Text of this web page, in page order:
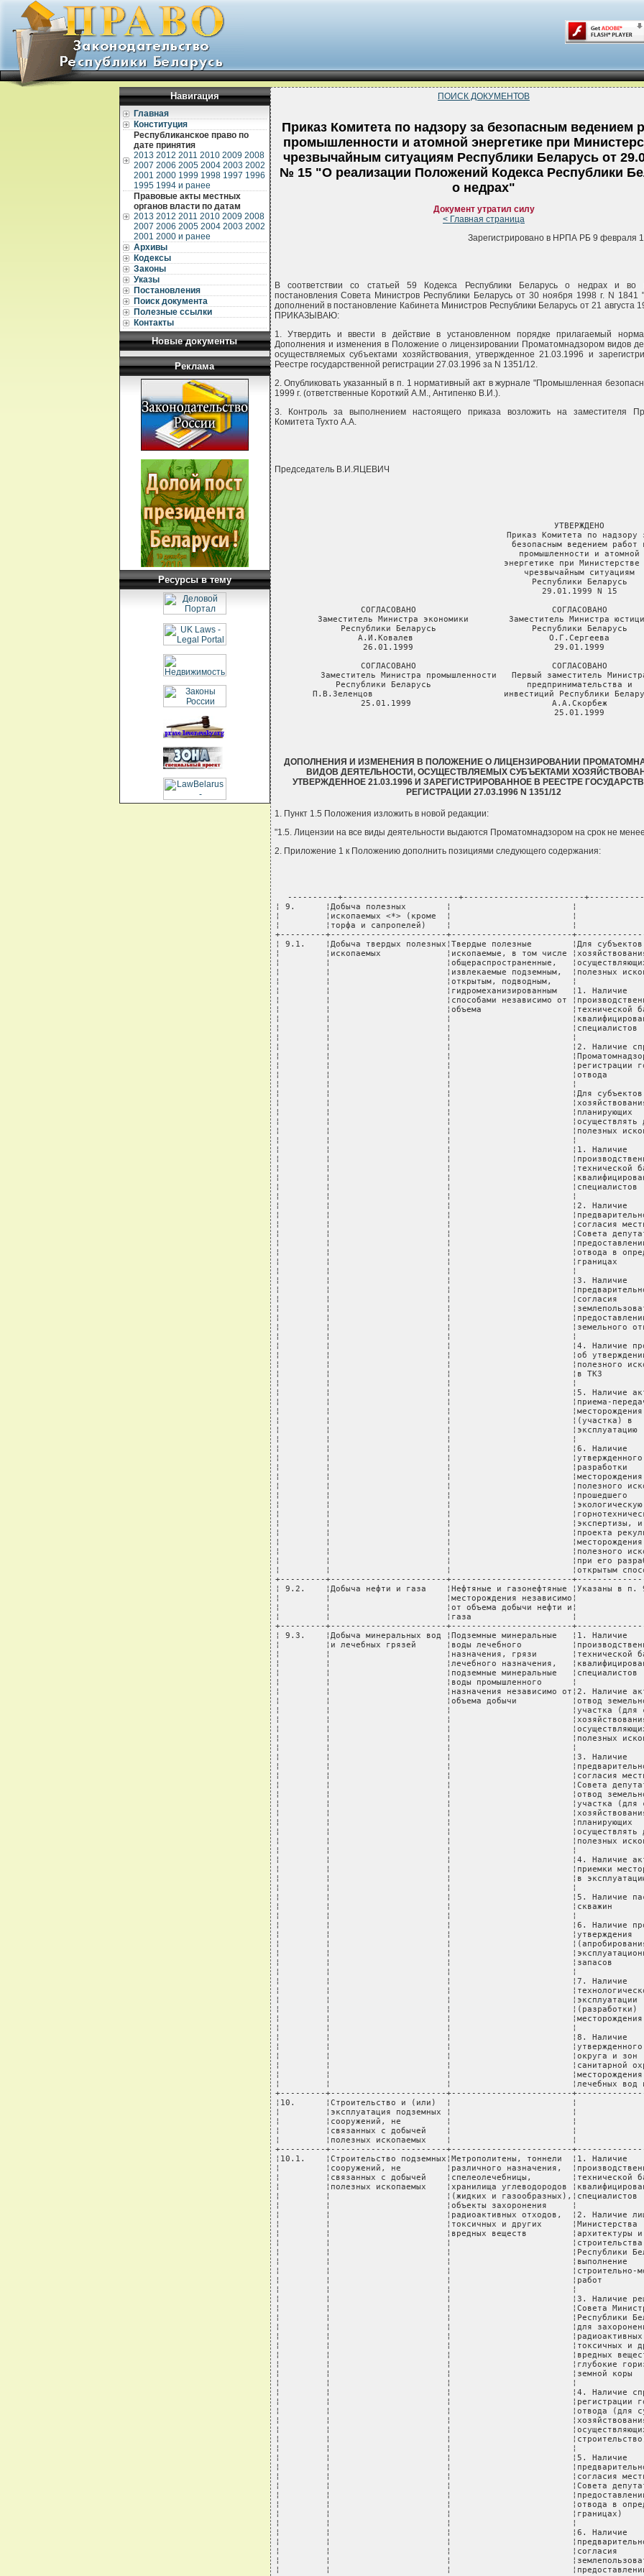
Навигация
Главная
Конституция
Республиканское право по
дате принятия
2013 2012 2011 2010 2009 2008
2007 2006 2005 2004 2003 2002
2001 2000 1999 1998 1997 1996
1995 1994 и ранее
Правовые акты местных
органов власти по датам
2013 2012 2011 2010 2009 2008
2007 2006 2005 2004 2003 2002
2001 2000 и ранее
Архивы
Кодексы
Законы
Указы
Постановления
Поиск документа
Полезные ссылки
Контакты
Новые документы
Реклама
Ресурсы в тему
ПОИСК ДОКУМЕНТОВ
Приказ Комитета по надзору за безопасным ведением
промышленности и атомной энергетике при
чрезвычайным ситуациям Республики Беларусь от
№ 15 "О реализации Положений Кодекса Республики
о недрах"
Документ утратил силу
< Главная страница
Зарегистрировано в НРПА РБ 9 февраля
В соответствии со статьей 59 Кодекса Республики Беларусь о недрах и во
постановления Совета Министров Республики Беларусь от 30 ноября 1998 г. N 1841
дополнений в постановление Кабинета Министров Республики Беларусь от 21 августа
ПРИКАЗЫВАЮ:
1. Утвердить и ввести в действие в установленном порядке прилагаемый
Дополнения и изменения в Положение о лицензировании Проматомнадзором видов
осуществляемых субъектами хозяйствования, утвержденное 21.03.1996 и
Реестре государственной регистрации 27.03.1996 за N 1351/12.
2. Опубликовать указанный в п. 1 нормативный акт в журнале "Промышленная
1999 г. (ответственные Короткий А.М., Антипенко В.И.).
3. Контроль за выполнением настоящего приказа возложить на заместителя
Комитета Тухто А.А.
Председатель В.И.ЯЦЕВИЧ
                                      УТВЕРЖДЕНО
Приказ Комитета по надзору
безопасным ведением работ
                                      промышленности и атомной
энергетике при Министерстве
                                      чрезвычайным ситуациям
                                      Республики Беларусь
                                      29.01.1999 N 15
СОГЛАСОВАНО                           СОГЛАСОВАНО
Заместитель Министра экономики        Заместитель Министра
Республики Беларусь                   Республики Беларусь
А.И.Ковалев                           О.Г.Сергеева
26.01.1999                            29.01.1999
СОГЛАСОВАНО                           СОГЛАСОВАНО
Заместитель Министра промышленности   Первый заместитель
Республики Беларусь                   предпринимательства и
П.В.Зеленцов                          инвестиций Республики
25.01.1999                            А.А.Скорбеж
                                      25.01.1999
ДОПОЛНЕНИЯ И ИЗМЕНЕНИЯ В ПОЛОЖЕНИЕ О ЛИЦЕНЗИРОВАНИИ
ВИДОВ ДЕЯТЕЛЬНОСТИ, ОСУЩЕСТВЛЯЕМЫХ СУБЪЕКТАМИ
УТВЕРЖДЕННОЕ 21.03.1996 И ЗАРЕГИСТРИРОВАННОЕ В РЕЕСТРЕ
РЕГИСТРАЦИИ 27.03.1996 N 1351/12
1. Пункт 1.5 Положения изложить в новой редакции:
"1.5. Лицензии на все виды деятельности выдаются Проматомнадзором на срок не
2. Приложение 1 к Положению дополнить позициями следующего содержания:
----------+-----------------------+------------------------+------------------
¦ 9.      ¦Добыча полезных        ¦                        ¦                      ¦
¦         ¦ископаемых <*> (кроме  ¦                        ¦                      ¦
¦         ¦торфа и сапропелей)    ¦                        ¦                      ¦
+---------+-----------------------+------------------------+----------------------+
¦ 9.1.    ¦Добыча твердых полезных¦Твердые полезные        ¦Для субъектов         ¦
¦         ¦ископаемых             ¦ископаемые, в том числе ¦хозяйствования,       ¦
¦         ¦                       ¦общераспространенные,   ¦осуществляющих добычу ¦
¦         ¦                       ¦извлекаемые подземным,  ¦полезных ископаемых:  ¦
¦         ¦                       ¦открытым, подводным,    ¦                      ¦
¦         ¦                       ¦гидромеханизированным   ¦1. Наличие            ¦
¦         ¦                       ¦способами независимо от ¦производственно-      ¦
¦         ¦                       ¦объема                  ¦технической базы и    ¦
¦         ¦                       ¦                        ¦квалифицированных     ¦
¦         ¦                       ¦                        ¦специалистов          ¦
¦         ¦                       ¦                        ¦                      ¦
¦         ¦                       ¦                        ¦2. Наличие справки    ¦
¦         ¦                       ¦                        ¦Проматомнадзора о     ¦
¦         ¦                       ¦                        ¦регистрации горного   ¦
¦         ¦                       ¦                        ¦отвода                ¦
¦         ¦                       ¦                        ¦                      ¦
¦         ¦                       ¦                        ¦Для субъектов         ¦
¦         ¦                       ¦                        ¦хозяйствования,       ¦
¦         ¦                       ¦                        ¦планирующих           ¦
¦         ¦                       ¦                        ¦осуществлять добычу   ¦
¦         ¦                       ¦                        ¦полезных ископаемых:  ¦
¦         ¦                       ¦                        ¦                      ¦
¦         ¦                       ¦                        ¦1. Наличие            ¦
¦         ¦                       ¦                        ¦производственно-      ¦
¦         ¦                       ¦                        ¦технической базы и    ¦
¦         ¦                       ¦                        ¦квалифицированных     ¦
¦         ¦                       ¦                        ¦специалистов          ¦
¦         ¦                       ¦                        ¦                      ¦
¦         ¦                       ¦                        ¦2. Наличие            ¦
¦         ¦                       ¦                        ¦предварительного      ¦
¦         ¦                       ¦                        ¦согласия местного     ¦
¦         ¦                       ¦                        ¦Совета депутатов о    ¦
¦         ¦                       ¦                        ¦предоставлении горного¦
¦         ¦                       ¦                        ¦отвода в определенных ¦
¦         ¦                       ¦                        ¦границах              ¦
¦         ¦                       ¦                        ¦                      ¦
¦         ¦                       ¦                        ¦3. Наличие            ¦
¦         ¦                       ¦                        ¦предварительного      ¦
¦         ¦                       ¦                        ¦согласия              ¦
¦         ¦                       ¦                        ¦землепользователя о   ¦
¦         ¦                       ¦                        ¦предоставлении        ¦
¦         ¦                       ¦                        ¦земельного отвода     ¦
¦         ¦                       ¦                        ¦                      ¦
¦         ¦                       ¦                        ¦4. Наличие протокола  ¦
¦         ¦                       ¦                        ¦об утверждении запасов¦
¦         ¦                       ¦                        ¦полезного ископаемого ¦
¦         ¦                       ¦                        ¦в ТКЗ                 ¦
¦         ¦                       ¦                        ¦                      ¦
¦         ¦                       ¦                        ¦5. Наличие акта       ¦
¦         ¦                       ¦                        ¦приема-передачи       ¦
¦         ¦                       ¦                        ¦месторождения         ¦
¦         ¦                       ¦                        ¦(участка) в           ¦
¦         ¦                       ¦                        ¦эксплуатацию          ¦
¦         ¦                       ¦                        ¦                      ¦
¦         ¦                       ¦                        ¦6. Наличие            ¦
¦         ¦                       ¦                        ¦утвержденного проекта ¦
¦         ¦                       ¦                        ¦разработки            ¦
¦         ¦                       ¦                        ¦месторождения         ¦
¦         ¦                       ¦                        ¦полезного ископаемого,¦
¦         ¦                       ¦                        ¦прошедшего            ¦
¦         ¦                       ¦                        ¦экологическую и       ¦
¦         ¦                       ¦                        ¦горнотехническую      ¦
¦         ¦                       ¦                        ¦экспертизы, и наличие ¦
¦         ¦                       ¦                        ¦проекта рекультивации ¦
¦         ¦                       ¦                        ¦месторождения         ¦
¦         ¦                       ¦                        ¦полезного ископаемого ¦
¦         ¦                       ¦                        ¦при его разработке    ¦
¦         ¦                       ¦                        ¦открытым способом     ¦
+---------+-----------------------+------------------------+----------------------+
¦ 9.2.    ¦Добыча нефти и газа    ¦Нефтяные и газонефтяные ¦Указаны в п. 9.1      ¦
¦         ¦                       ¦месторождения независимо¦                      ¦
¦         ¦                       ¦от объема добычи нефти и¦                      ¦
¦         ¦                       ¦газа                    ¦                      ¦
+---------+-----------------------+------------------------+----------------------+
¦ 9.3.    ¦Добыча минеральных вод ¦Подземные минеральные   ¦1. Наличие            ¦
¦         ¦и лечебных грязей      ¦воды лечебного          ¦производственно-      ¦
¦         ¦                       ¦назначения, грязи       ¦технической базы и    ¦
¦         ¦                       ¦лечебного назначения,   ¦квалифицированных     ¦
¦         ¦                       ¦подземные минеральные   ¦специалистов          ¦
¦         ¦                       ¦воды промышленного      ¦                      ¦
¦         ¦                       ¦назначения независимо от¦2. Наличие акта на    ¦
¦         ¦                       ¦объема добычи           ¦отвод земельного      ¦
¦         ¦                       ¦                        ¦участка (для субъектов¦
¦         ¦                       ¦                        ¦хозяйствования,       ¦
¦         ¦                       ¦                        ¦осуществляющих добычу ¦
¦         ¦                       ¦                        ¦полезных ископаемых)  ¦
¦         ¦                       ¦                        ¦                      ¦
¦         ¦                       ¦                        ¦3. Наличие            ¦
¦         ¦                       ¦                        ¦предварительного      ¦
¦         ¦                       ¦                        ¦согласия местного     ¦
¦         ¦                       ¦                        ¦Совета депутатов на   ¦
¦         ¦                       ¦                        ¦отвод земельного      ¦
¦         ¦                       ¦                        ¦участка (для субъектов¦
¦         ¦                       ¦                        ¦хозяйствования,       ¦
¦         ¦                       ¦                        ¦планирующих           ¦
¦         ¦                       ¦                        ¦осуществлять добычу   ¦
¦         ¦                       ¦                        ¦полезных ископаемых)  ¦
¦         ¦                       ¦                        ¦                      ¦
¦         ¦                       ¦                        ¦4. Наличие акта       ¦
¦         ¦                       ¦                        ¦приемки месторождения ¦
¦         ¦                       ¦                        ¦в эксплуатацию        ¦
¦         ¦                       ¦                        ¦                      ¦
¦         ¦